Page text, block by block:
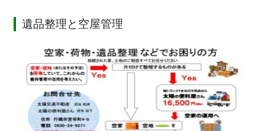
遺品整理と空屋管理